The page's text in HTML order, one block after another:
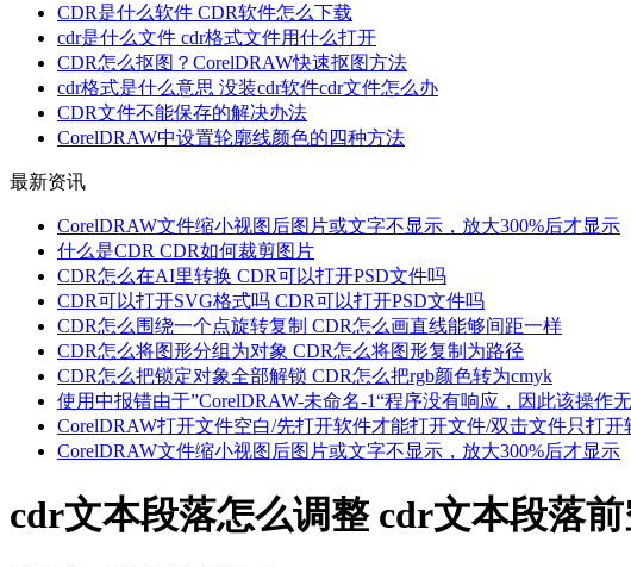
CDR是什么软件 CDR软件怎么下载
cdr是什么文件 cdr格式文件用什么打开
CDR怎么抠图？CorelDRAW快速抠图方法
cdr格式是什么意思 没装cdr软件cdr文件怎么办
CDR文件不能保存的解决办法
CorelDRAW中设置轮廓线颜色的四种方法
最新资讯
CorelDRAW文件缩小视图后图片或文字不显示，放大300%后才显示
什么是CDR CDR如何裁剪图片
CDR怎么在AI里转换 CDR可以打开PSD文件吗
CDR可以打开SVG格式吗 CDR可以打开PSD文件吗
CDR怎么围绕一个点旋转复制 CDR怎么画直线能够间距一样
CDR怎么将图形分组为对象 CDR怎么将图形复制为路径
CDR怎么把锁定对象全部解锁 CDR怎么把rgb颜色转为cmyk
使用中报错由于”CorelDRAW-未命名-1“程序没有响应，因此该操作
CorelDRAW打开文件空白/先打开软件才能打开文件/双击文件只打
CorelDRAW文件缩小视图后图片或文字不显示，放大300%后才显示
cdr文本段落怎么调整 cdr文本段落